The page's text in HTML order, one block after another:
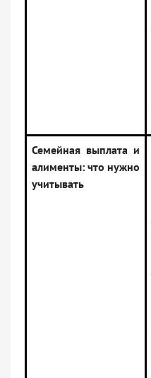
Семейная выплата и
алименты: что нужно
учитывать